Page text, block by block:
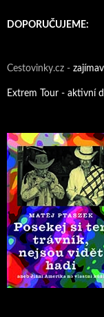
DOPORUČUJEME:
Cestovinky.cz -
Extrem Tour - aktivní